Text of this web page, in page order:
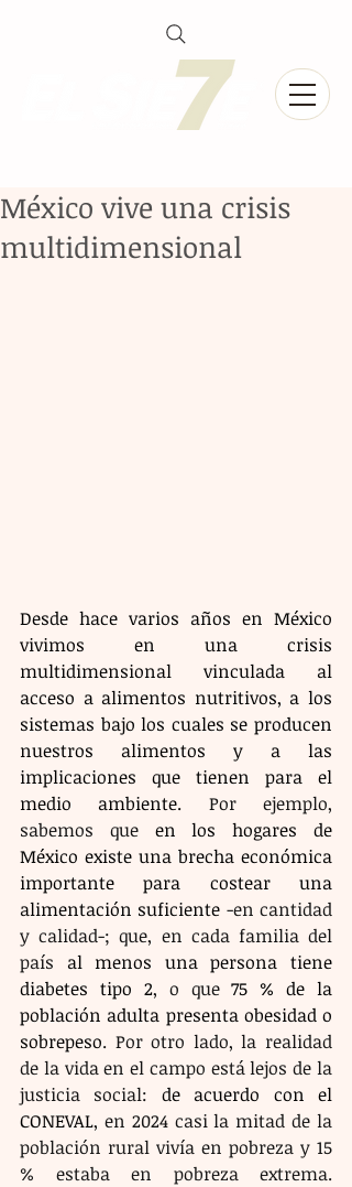
México vive una crisis
multidimensional
Desde hace varios años en México
vivimos en una crisis
multidimensional vinculada al
acceso a alimentos nutritivos, a los
sistemas bajo los cuales se producen
nuestros alimentos y a las
implicaciones que tienen para el
medio ambiente. Por ejemplo,
sabemos que en los hogares de
México existe una brecha económica
importante para costear una
alimentación suficiente -en cantidad
y calidad-; que, en cada familia del
país al menos una persona tiene
diabetes tipo 2, o que 75 % de la
población adulta presenta obesidad o
sobrepeso. Por otro lado, la realidad
de la vida en el campo está lejos de la
justicia social: de acuerdo con el
CONEVAL, en 2024 casi la mitad de la
población rural vivía en pobreza y 15